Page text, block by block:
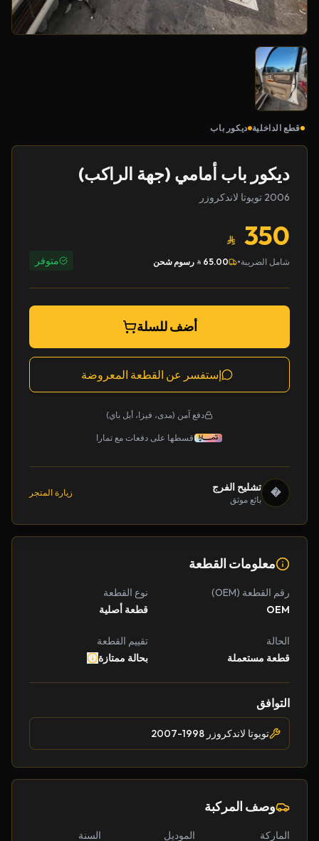
قطع الداخلية ديكور باب
ديكور باب أمامي (جهة الراكب)
2006 تويوتا لاندكروزر
350
شامل الضريبة•
65.00 رسوم شحن متوفر
أضف للسلة
إستفسر عن القطعة المعروضة
دفع آمن (مدى، فيزا، أبل باي)
قسطها على دفعات مع تمارا
� تشليح الفرج
بائع موثق
زيارة المتجر
معلومات القطعة
رقم القطعة (OEM)
OEM
نوع القطعة
قطعة أصلية
الحالة
قطعة مستعملة
تقييم القطعة
بحالة ممتازة
التوافق
تويوتا لاندكروزر 1998-2007
وصف المركبة
الماركة الموديل السنة